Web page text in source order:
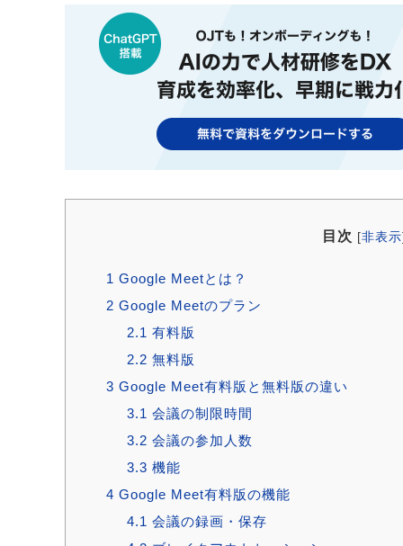
目次 [非表示
1 Google Meetとは？
2 Google Meetのプラン
2.1 有料版
2.2 無料版
3 Google Meet有料版と無料版の違い
3.1 会議の制限時間
3.2 会議の参加人数
3.3 機能
4 Google Meet有料版の機能
4.1 会議の録画・保存